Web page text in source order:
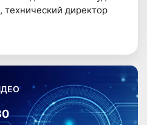
директор